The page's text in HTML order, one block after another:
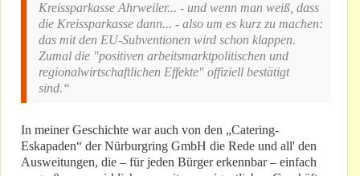
Kreissparkasse Ahrweiler... - und wenn man weiß, dass
die Kreissparkasse dann... - also um es kurz zu machen:
das mit den EU-Subventionen wird schon klappen.
Zumal die "positiven arbeitsmarktpolitischen und
regionalwirtschaftlichen Effekte" offiziell bestätigt
sind.“
In meiner Geschichte war auch von den „Catering-
Eskapaden“ der Nürburgring GmbH die Rede und all' den
Ausweitungen, die – für jeden Bürger erkennbar – einfach